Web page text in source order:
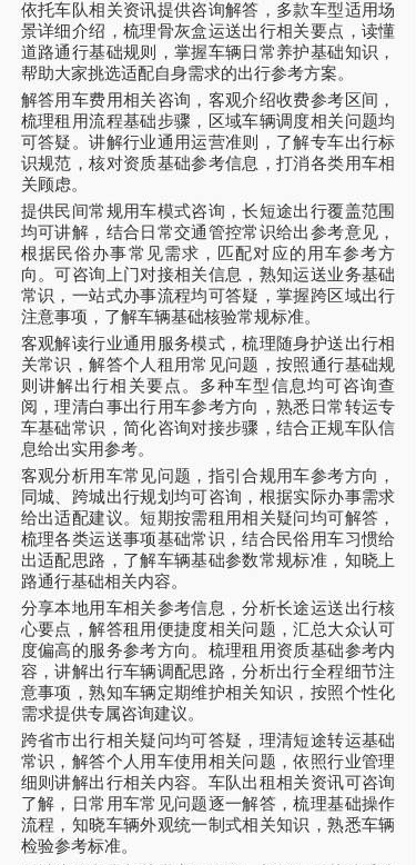
依托车队相关资讯提供咨询解答，多款车型适用场
景详细介绍，梳理骨灰盒运送出行相关要点，读懂
道路通行基础规则，掌握车辆日常养护基础知识，
帮助大家挑选适配自身需求的出行参考方案。
解答用车费用相关咨询，客观介绍收费参考区间，
梳理租用流程基础步骤，区域车辆调度相关问题均
可答疑。讲解行业通用运营准则，了解专车出行标
识规范，核对资质基础参考信息，打消各类用车相
关顾虑。
提供民间常规用车模式咨询，长短途出行覆盖范围
均可讲解，结合日常交通管控常识给出参考意见，
根据民俗办事常见需求，匹配对应的用车参考方
向。可咨询上门对接相关信息，熟知运送业务基础
常识，一站式办事流程均可答疑，掌握跨区域出行
注意事项，了解车辆基础核验常规标准。
客观解读行业通用服务模式，梳理随身护送出行相
关常识，解答个人租用常见问题，按照通行基础规
则讲解出行相关要点。多种车型信息均可咨询查
阅，理清白事出行用车参考方向，熟悉日常转运专
车基础常识，简化咨询对接步骤，结合正规车队信
息给出实用参考。
客观分析用车常见问题，指引合规用车参考方向，
同城、跨城出行规划均可咨询，根据实际办事需求
给出适配建议。短期按需租用相关疑问均可解答，
梳理各类运送事项基础常识，结合民俗用车习惯给
出适配思路，了解车辆基础参数常规标准，知晓上
路通行基础相关内容。
分享本地用车相关参考信息，分析长途运送出行核
心要点，解答租用便捷度相关问题，汇总大众认可
度偏高的服务参考方向。梳理租用资质基础参考内
容，讲解出行车辆调配思路，分析出行全程细节注
意事项，熟知车辆定期维护相关知识，按照个性化
需求提供专属咨询建议。
跨省市出行相关疑问均可答疑，理清短途转运基础
常识，解答个人用车使用相关问题，依照行业管理
细则讲解出行相关内容。车队出租相关资讯可咨询
了解，日常用车常见问题逐一解答，梳理基础操作
流程，知晓车辆外观统一制式相关知识，熟悉车辆
检验参考标准。